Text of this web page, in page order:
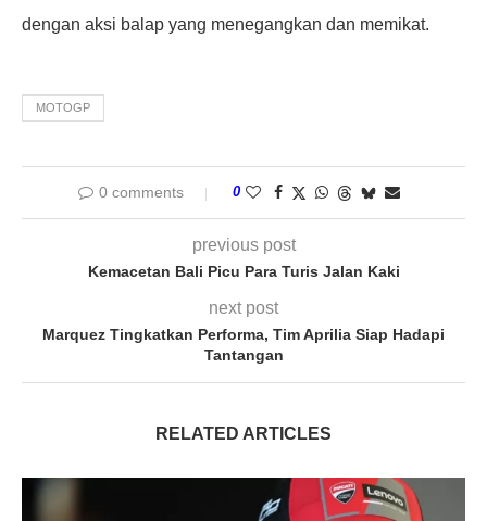
dengan aksi balap yang menegangkan dan memikat.
MOTOGP
0 comments 0
previous post
Kemacetan Bali Picu Para Turis Jalan Kaki
next post
Marquez Tingkatkan Performa, Tim Aprilia Siap Hadapi
Tantangan
RELATED ARTICLES